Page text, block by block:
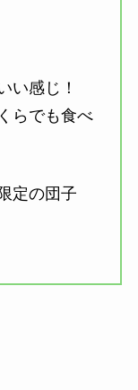
い感じ！
らでも食べ
定の団子